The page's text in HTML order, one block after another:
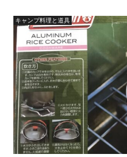
キャンプ料理と道具